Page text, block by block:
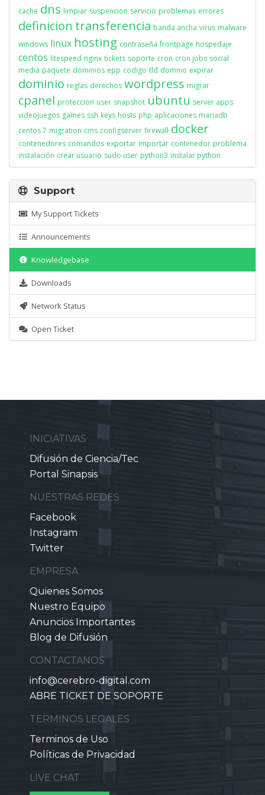
cache dns limpiar suspencion servicio problemas errores
definicion transferencia banda ancha virus malware
windows linux hosting contraseña frontpage hospedaje
centos litespeed nginx tickets soporte cron cron jobs social
media paquete dominios epp codigo tld domnio expirar
dominio reglas derechos wordpress migrar
cpanel proteccion user snapshot ubuntu server apps
videojuegos games ssh keys hosts php aplicaciones mariadb
centos 7 migration cms configserver firewall docker
contenedores comandos exportar importar contenedor problema
instalación crear usuario sudo user python3 instalar python
Support
My Support Tickets
Announcements
Knowledgebase
Downloads
Network Status
Open Ticket
INICIATIVAS
Difusión de Ciencia/Tec
Portal Sinapsis
NUESTRAS REDES
Facebook
Instagram
Twitter
EMPRESA
Quienes Somos
Nuestro Equipo
Anuncios Importantes
Blog de Difusión
CONTACTANOS
info@cerebro-digital.com
ABRE TICKET DE SOPORTE
TERMINOS LEGALES
Terminos de Uso
Políticas de Privacidad
LIVE CHAT